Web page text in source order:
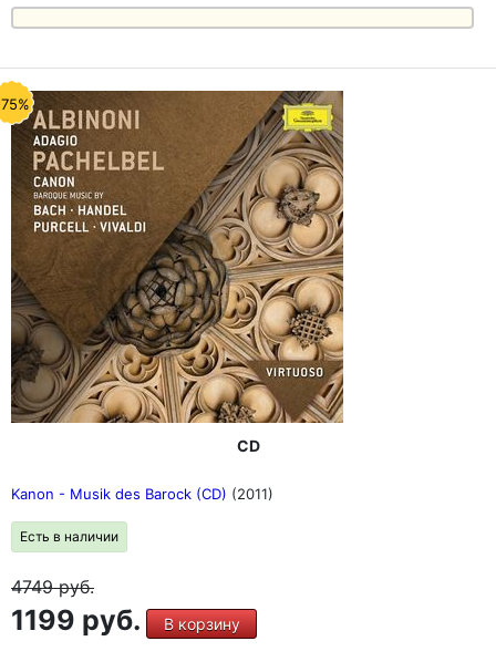
CD
Kanon - Musik des Barock (CD) (2011)
Есть в наличии
4749руб.
1199 руб. В корзину